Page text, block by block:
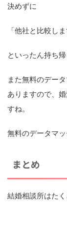
決めずに
「他社と比較しま
といったん持ち
また無料のデー
ありますので、
すね。
無料のデータマ
まとめ
結婚相談所はたく